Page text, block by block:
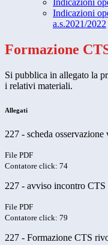
Indicazioni
Indicazioni
a.s.2021/2022
Formazione
Si pubblica in allegato la
i relativi materiali.
Allegati
227 - scheda
File PDF
Contatore click: 74
227 - avviso incontro
File PDF
Contatore click: 79
227 - Formazione CTS